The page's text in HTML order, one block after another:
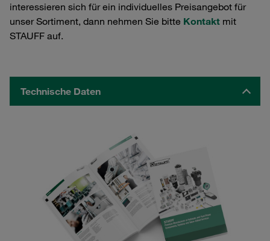
interessieren sich für ein individuelles Preisangebot für
unser Sortiment, dann nehmen Sie bitte Kontakt mit
STAUFF auf.
Technische Daten